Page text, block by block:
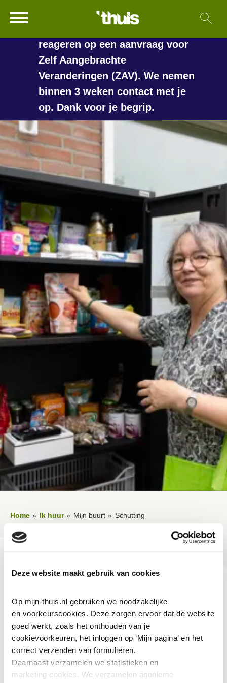
Deze website maakt gebruik van cookies
Op mijn-thuis.nl gebruiken we noodzakelijke
en voorkeurscookies. Deze zorgen ervoor dat de website
goed werkt, zoals het onthouden van je
cookievoorkeuren, het inloggen op ‘Mijn pagina’ en het
correct verzenden van formulieren.
Daarnaast verzamelen we statistieken en
marketing cookies. We verzamelen anonieme
Naar hoofdinhoud
Naar hoofdnavigatiemenu
Naar zoeken
Naar de homepage
Ga naar Hoofd
langer duren voordat we
reageren op een aanvraag voor
Zelf Aangebrachte
Veranderingen (ZAV). We nemen
binnen 3 weken contact met je
op. Dank voor je begrip.
Home Ik huur Mijn buurt Schutting
Lees voor Uitleg woorden
Simpele tekst
Vertalen
Schutting
Het is gebruikelijk tussen jou en je buren een
erfafscheiding te plaatsen. Dit kan een haag zijn of
bijvoorbeeld een schutting of een hekwerk. Stem altijd
goed af met je buren voordat je iets plaatst of verandert.